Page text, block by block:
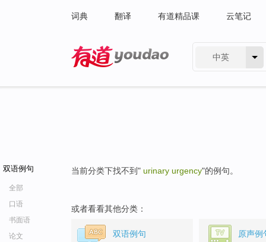
词典 翻译 有道精品课 云笔记
中英
双语例句
全部
口语
书面语
论文
当前分类下找不到" urinary urgency"的例句。
或者看看其他分类：
双语例句 原声例